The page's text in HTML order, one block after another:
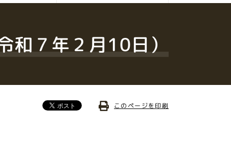
７年２月10日）
このページを印刷